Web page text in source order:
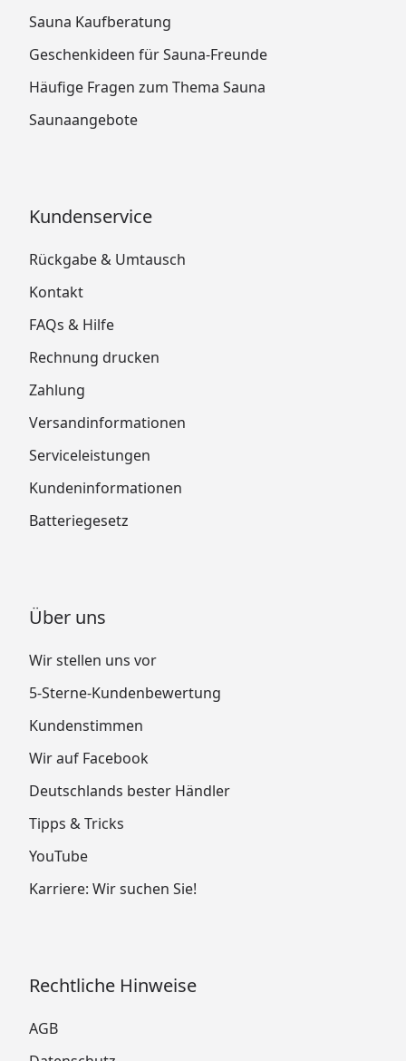
Sauna Kaufberatung
Geschenkideen für Sauna-Freunde
Häufige Fragen zum Thema Sauna
Saunaangebote
Kundenservice
Rückgabe & Umtausch
Kontakt
FAQs & Hilfe
Rechnung drucken
Zahlung
Versandinformationen
Serviceleistungen
Kundeninformationen
Batteriegesetz
Über uns
Wir stellen uns vor
5-Sterne-Kundenbewertung
Kundenstimmen
Wir auf Facebook
Deutschlands bester Händler
Tipps & Tricks
YouTube
Karriere: Wir suchen Sie!
Rechtliche Hinweise
AGB